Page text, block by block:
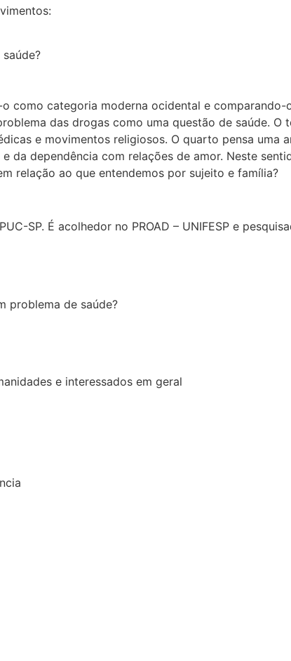
o como categoria moderna ocidental e
das drogas como uma questão de saúde. O
e movimentos religiosos. O quarto pensa uma
dependência com relações de amor. Neste
relação ao que entendemos por sujeito e família?
SP. É acolhedor no PROAD – UNIFESP e
problema de saúde?
e interessados em geral